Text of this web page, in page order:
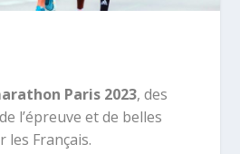
Paris 2023, des
l’épreuve et de belles
Français.